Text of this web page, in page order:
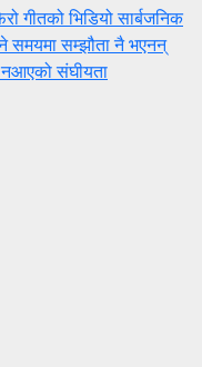
गीतको भिडियो सार्बजनिक
समयमा सम्झौता नै भएनन्
नआएको संघीयता